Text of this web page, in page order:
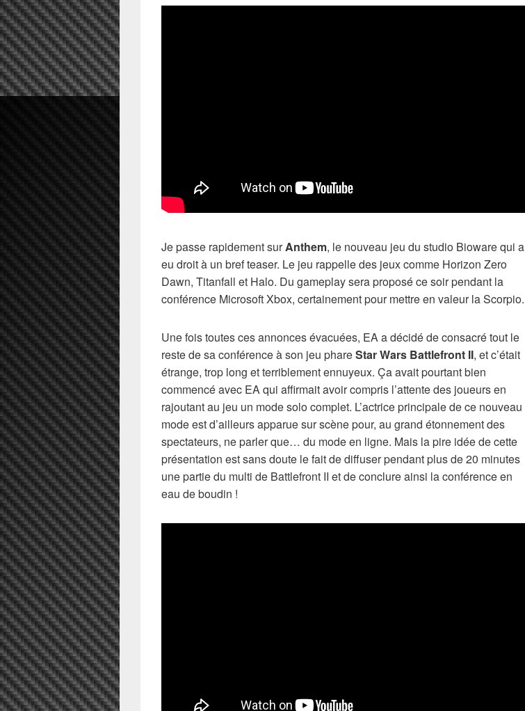
Je passe rapidement surAnthem, le nouveau jeu du studio Bioware qui a
eu droit à un bref teaser. Le jeu rappelle des jeux comme Horizon Zero
Dawn, Titanfall et Halo. Du gameplay sera proposé ce soir pendant la
conférence Microsoft Xbox, certainement pour mettre en valeur la Scorpio.
Une fois toutes ces annonces évacuées, EA a décidé de consacré tout le
reste de sa conférence à son jeu phareStar Wars Battlefront II, et c’était
étrange, trop long et terriblement ennuyeux. Ça avait pourtant bien
commencé avec EA qui affirmait avoir compris l’attente des joueurs en
rajoutant au jeu un mode solo complet. L’actrice principale de ce nouveau
mode est d’ailleurs apparue sur scène pour, au grand étonnement des
spectateurs, ne parler que… du mode en ligne. Mais la pire idée de cette
présentation est sans doute le fait de diffuser pendant plus de 20 minutes
une partie du multi de Battlefront II et de conclure ainsi la conférence en
eau de boudin !